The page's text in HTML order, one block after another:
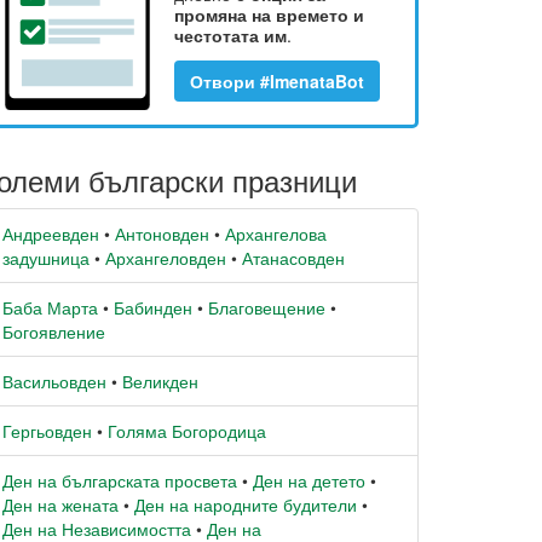
промяна на времето и
честотата им.
Отвори #ImenataBot
български празници
Андреевден • Антоновден • Архангелова
задушница • Архангеловден • Атанасовден
Баба Марта • Бабинден • Благовещение •
Богоявление
Васильовден • Великден
Гергьовден • Голяма Богородица
Ден на българската просвета • Ден на детето •
Ден на жената • Ден на народните будители •
Ден на Независимостта • Ден на